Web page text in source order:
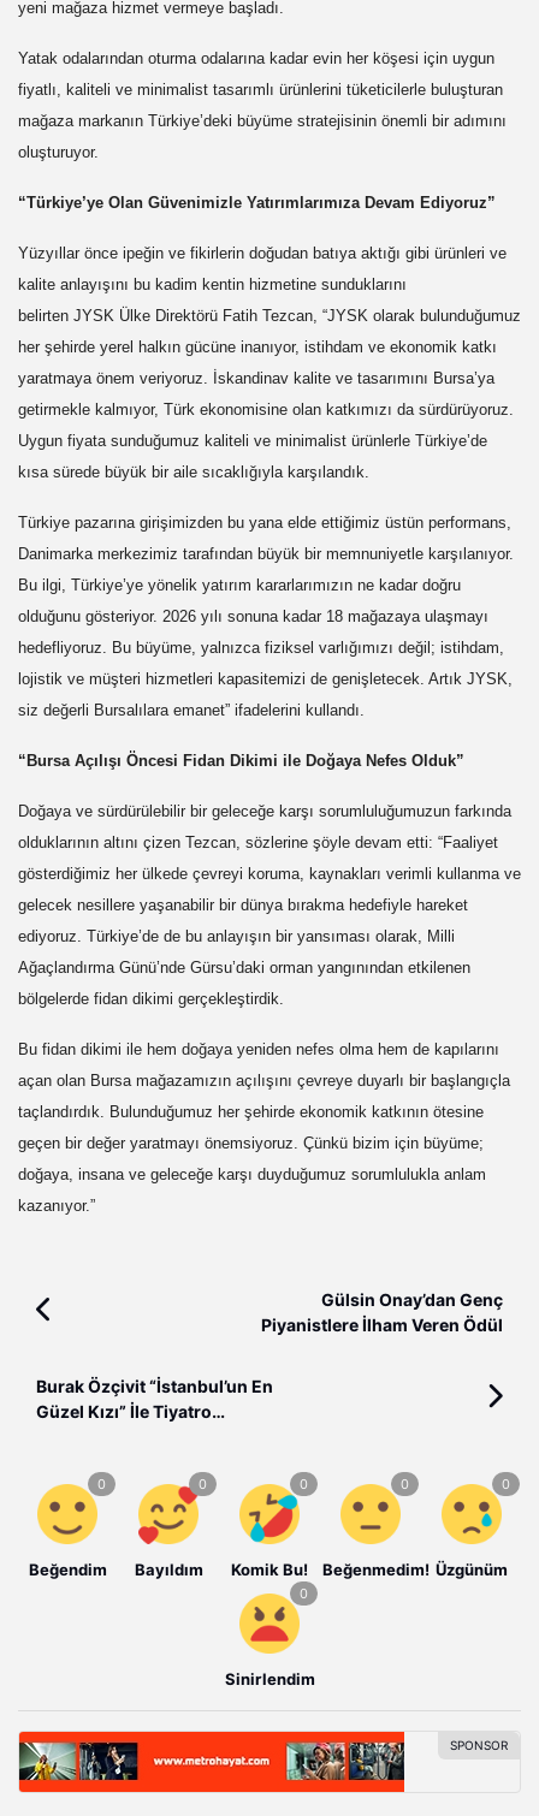
yeni mağaza hizmet vermeye başladı.
Yatak odalarından oturma odalarına kadar evin her köşesi için uygun
fiyatlı, kaliteli ve minimalist tasarımlı ürünlerini tüketicilerle buluşturan
mağaza markanın Türkiye’deki büyüme stratejisinin önemli bir adımını
oluşturuyor.
“Türkiye’ye Olan Güvenimizle Yatırımlarımıza Devam Ediyoruz”
Yüzyıllar önce ipeğin ve fikirlerin doğudan batıya aktığı gibi ürünleri ve
kalite anlayışını bu kadim kentin hizmetine sunduklarını
belirten JYSK Ülke Direktörü Fatih Tezcan, “JYSK olarak bulunduğumuz
her şehirde yerel halkın gücüne inanıyor, istihdam ve ekonomik katkı
yaratmaya önem veriyoruz. İskandinav kalite ve tasarımını Bursa’ya
getirmekle kalmıyor, Türk ekonomisine olan katkımızı da sürdürüyoruz.
Uygun fiyata sunduğumuz kaliteli ve minimalist ürünlerle Türkiye’de
kısa sürede büyük bir aile sıcaklığıyla karşılandık.
Türkiye pazarına girişimizden bu yana elde ettiğimiz üstün performans,
Danimarka merkezimiz tarafından büyük bir memnuniyetle karşılanıyor.
Bu ilgi, Türkiye’ye yönelik yatırım kararlarımızın ne kadar doğru
olduğunu gösteriyor. 2026 yılı sonuna kadar 18 mağazaya ulaşmayı
hedefliyoruz. Bu büyüme, yalnızca fiziksel varlığımızı değil; istihdam,
lojistik ve müşteri hizmetleri kapasitemizi de genişletecek. Artık JYSK,
siz değerli Bursalılara emanet” ifadelerini kullandı.
“Bursa Açılışı Öncesi Fidan Dikimi ile Doğaya Nefes Olduk”
Doğaya ve sürdürülebilir bir geleceğe karşı sorumluluğumuzun farkında
olduklarının altını çizen Tezcan, sözlerine şöyle devam etti: “Faaliyet
gösterdiğimiz her ülkede çevreyi koruma, kaynakları verimli kullanma ve
gelecek nesillere yaşanabilir bir dünya bırakma hedefiyle hareket
ediyoruz. Türkiye’de de bu anlayışın bir yansıması olarak, Milli
Ağaçlandırma Günü’nde Gürsu’daki orman yangınından etkilenen
bölgelerde fidan dikimi gerçekleştirdik.
Bu fidan dikimi ile hem doğaya yeniden nefes olma hem de kapılarını
açan olan Bursa mağazamızın açılışını çevreye duyarlı bir başlangıçla
taçlandırdık. Bulunduğumuz her şehirde ekonomik katkının ötesine
geçen bir değer yaratmayı önemsiyoruz. Çünkü bizim için büyüme;
doğaya, insana ve geleceğe karşı duyduğumuz sorumlulukla anlam
kazanıyor.”
Gülsin Onay’dan Genç
Piyanistlere İlham Veren Ödül
Burak Özçivit “İstanbul’un En
Güzel Kızı” İle Tiyatro
Beğendim Bayıldım Komik Bu! Beğenmedim! Üzgünüm
Sinirlendim